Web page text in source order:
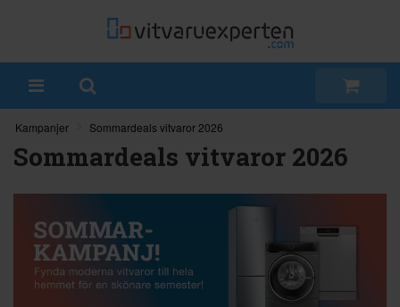
Kampanjer Sommardeals vitvaror 2026
Sommardeals vitvaror 2026